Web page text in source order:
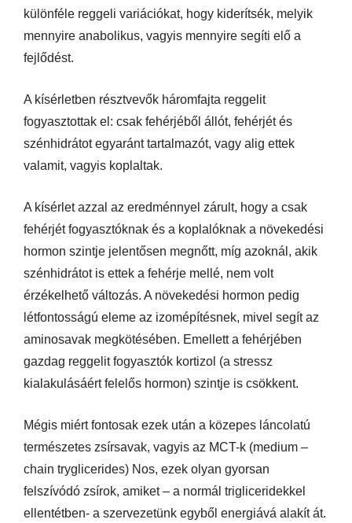
különféle reggeli variációkat, hogy kiderítsék, melyik
mennyire anabolikus, vagyis mennyire segíti elő a
fejlődést.
A kísérletben résztvevők háromfajta reggelit
fogyasztottak el: csak fehérjéből állót, fehérjét és
szénhidrátot egyaránt tartalmazót, vagy alig ettek
valamit, vagyis koplaltak.
A kísérlet azzal az eredménnyel zárult, hogy a csak
fehérjét fogyasztóknak és a koplalóknak a növekedési
hormon szintje jelentősen megnőtt, míg azoknál, akik
szénhidrátot is ettek a fehérje mellé, nem volt
érzékelhető változás. A növekedési hormon pedig
létfontosságú eleme az izomépítésnek, mivel segít az
aminosavak megkötésében. Emellett a fehérjében
gazdag reggelit fogyasztók kortizol (a stressz
kialakulásáért felelős hormon) szintje is csökkent.
Mégis miért fontosak ezek után a közepes láncolatú
természetes zsírsavak, vagyis az MCT-k (medium –
chain tryglicerides) Nos, ezek olyan gyorsan
felszívódó zsírok, amiket – a normál trigliceridekkel
ellentétben- a szervezetünk egyből energiává alakít át.